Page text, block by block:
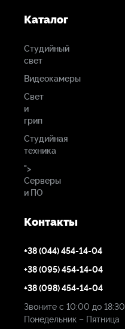
Каталог
Студийный
свет
Видеокамеры
Свет
и
грип
Студийная
техника
">
Серверы
и ПО
Контакты
+38 (044) 454-14-04
+38 (095) 454-14-04
+38 (098) 454-14-04
Звоните с 10:00 до 18:30
Понедельник – Пятница